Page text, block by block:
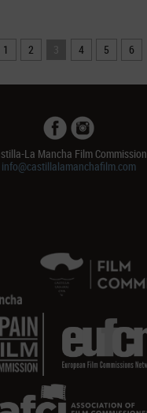
1 2 3 4 5 6
La Mancha Film Commission
info@castillalamanchafilm.com